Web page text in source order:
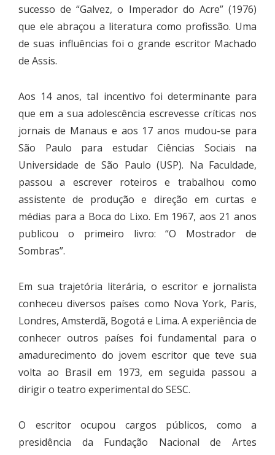
sucesso de “Galvez, o Imperador do Acre” (1976)
que ele abraçou a literatura como profissão. Uma
de suas influências foi o grande escritor Machado
de Assis.
Aos 14 anos, tal incentivo foi determinante para
que em a sua adolescência escrevesse críticas nos
jornais de Manaus e aos 17 anos mudou-se para
São Paulo para estudar Ciências Sociais na
Universidade de São Paulo (USP). Na Faculdade,
passou a escrever roteiros e trabalhou como
assistente de produção e direção em curtas e
médias para a Boca do Lixo. Em 1967, aos 21 anos
publicou o primeiro livro: “O Mostrador de
Sombras”.
Em sua trajetória literária, o escritor e jornalista
conheceu diversos países como Nova York, Paris,
Londres, Amsterdã, Bogotá e Lima. A experiência de
conhecer outros países foi fundamental para o
amadurecimento do jovem escritor que teve sua
volta ao Brasil em 1973, em seguida passou a
dirigir o teatro experimental do SESC.
O escritor ocupou cargos públicos, como a
presidência da Fundação Nacional de Artes